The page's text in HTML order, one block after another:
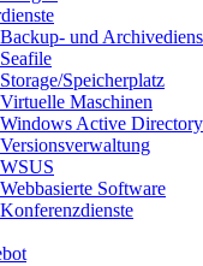
Backup- und
Seafile
Storage/Speicherplatz
Virtuelle Maschinen
Windows Active Directory
Versionsverwaltung
WSUS
Webbasierte Software
Konferenzdienste